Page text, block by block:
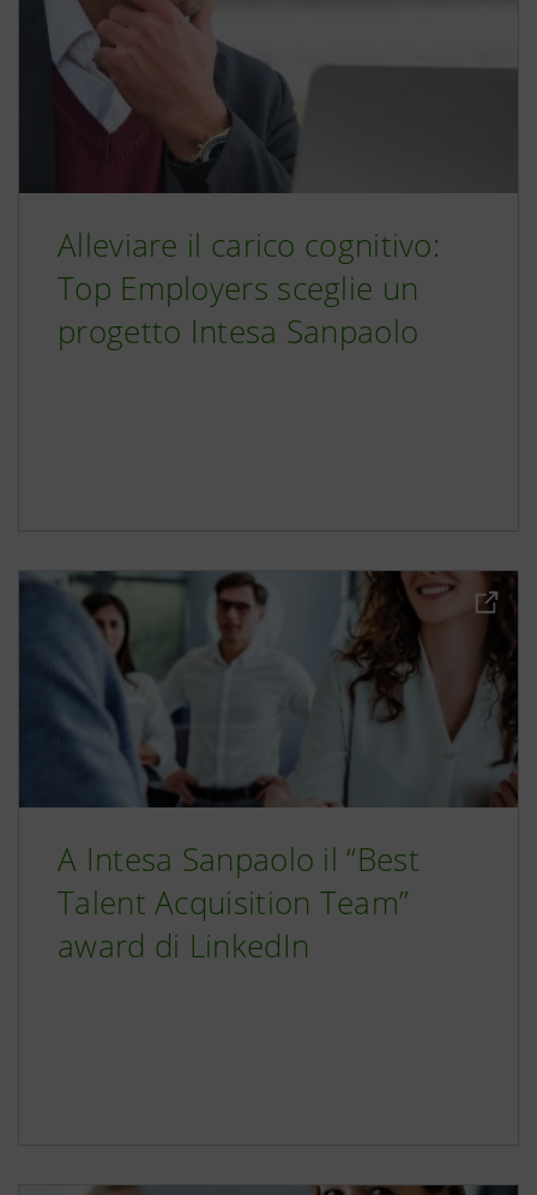
Alleviare il carico cognitivo:
Top Employers sceglie un
progetto Intesa Sanpaolo
A Intesa Sanpaolo il “Best
Talent Acquisition Team”
award di LinkedIn